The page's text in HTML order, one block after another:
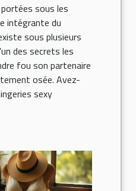
sous les
intégrante du
sous plusieurs
des secrets les
fou son partenaire
osée. Avez-
sexy